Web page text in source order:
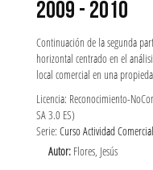
2009 - 2010
Continuación de la segunda
horizontal centrado en el
local comercial en una
Licencia: Reconocimiento-
SA 3.0 ES)
Serie: Curso Actividad
Autor: Flores, Jesús